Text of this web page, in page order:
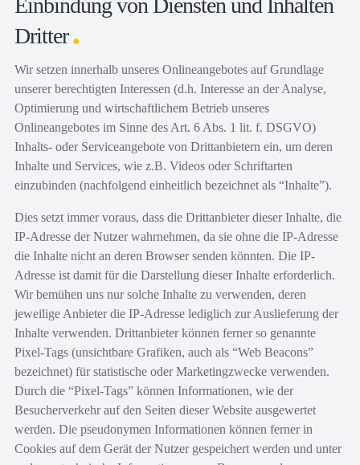
Einbindung von Diensten und Inhalten
Dritter
Wir setzen innerhalb unseres Onlineangebotes auf Grundlage
unserer berechtigten Interessen (d.h. Interesse an der Analyse,
Optimierung und wirtschaftlichem Betrieb unseres
Onlineangebotes im Sinne des Art. 6 Abs. 1 lit. f. DSGVO)
Inhalts- oder Serviceangebote von Drittanbietern ein, um deren
Inhalte und Services, wie z.B. Videos oder Schriftarten
einzubinden (nachfolgend einheitlich bezeichnet als “Inhalte”).
Dies setzt immer voraus, dass die Drittanbieter dieser Inhalte, die
IP-Adresse der Nutzer wahrnehmen, da sie ohne die IP-Adresse
die Inhalte nicht an deren Browser senden könnten. Die IP-
Adresse ist damit für die Darstellung dieser Inhalte erforderlich.
Wir bemühen uns nur solche Inhalte zu verwenden, deren
jeweilige Anbieter die IP-Adresse lediglich zur Auslieferung der
Inhalte verwenden. Drittanbieter können ferner so genannte
Pixel-Tags (unsichtbare Grafiken, auch als “Web Beacons”
bezeichnet) für statistische oder Marketingzwecke verwenden.
Durch die “Pixel-Tags” können Informationen, wie der
Besucherverkehr auf den Seiten dieser Website ausgewertet
werden. Die pseudonymen Informationen können ferner in
Cookies auf dem Gerät der Nutzer gespeichert werden und unter